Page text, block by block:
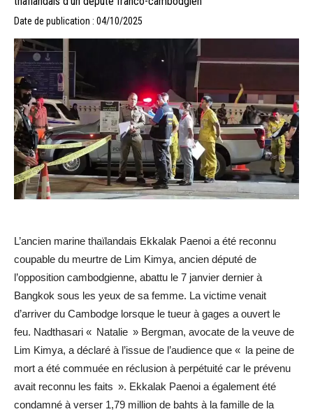
Date de publication : 04/10/2025
L’ancien marine thaïlandais Ekkalak Paenoi a été reconnu
coupable du meurtre de Lim Kimya, ancien député de
l’opposition cambodgienne, abattu le 7 janvier dernier à
Bangkok sous les yeux de sa femme. La victime venait
d’arriver du Cambodge lorsque le tueur à gages a ouvert le
feu. Nadthasari « Natalie » Bergman, avocate de la veuve de
Lim Kimya, a déclaré à l’issue de l’audience que « la peine de
mort a été commuée en réclusion à perpétuité car le prévenu
avait reconnu les faits ». Ekkalak Paenoi a également été
condamné à verser 1,79 million de bahts à la famille de la